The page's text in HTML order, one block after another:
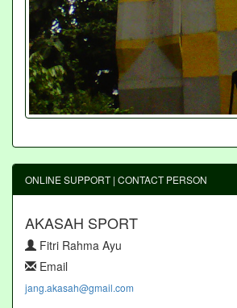
ONLINE SUPPORT | CONTACT PERSON
AKASAH SPORT
Fitri Rahma Ayu
Email
jang.akasah@gmail.com